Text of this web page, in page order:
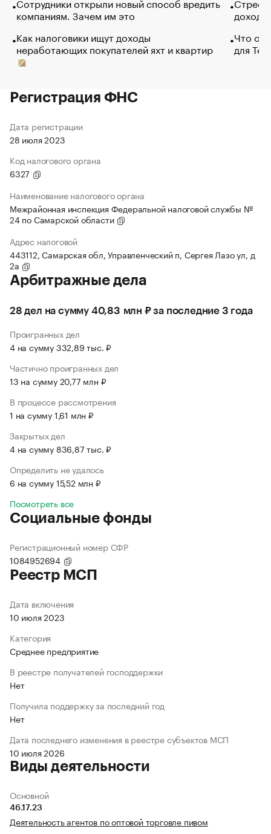
компаниям. Зачем им это
Как налоговики ищут доходы
неработающих покупателей яхт и квартир
Что
для
Регистрация ФНС
Дата регистрации
28 июля 2023
Код налогового органа
6327
Наименование налогового органа
Межрайонная инспекция Федеральной налоговой службы №
24 по Самарской области
Адрес налоговой
443112, Самарская обл, Управленческий п, Сергея Лазо ул, д
2а
Арбитражные дела
28 дел на сумму 40,83 млн ₽ за последние 3 года
Проигранных дел
4 на сумму 332,89 тыс. ₽
Частично проигранных дел
13 на сумму 20,77 млн ₽
В процессе рассмотрения
1 на сумму 1,61 млн ₽
Закрытых дел
4 на сумму 836,87 тыс. ₽
Определить не удалось
6 на сумму 15,52 млн ₽
Посмотреть все
Социальные фонды
Регистрационный номер СФР
1084952694
Реестр МСП
Дата включения
10 июля 2023
Категория
Среднее предприятие
В реестре получателей господдержки
Нет
Получила поддержку за последний год
Нет
Дата последнего изменения в реестре субъектов МСП
10 июля 2026
Виды деятельности
Основной
46.17.23
Деятельность агентов по оптовой торговле пивом